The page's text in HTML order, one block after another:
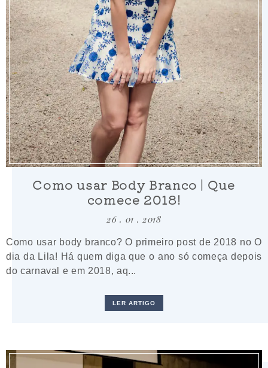
Como usar Body Branco | Que
comece 2018!
26 . 01 . 2018
Como usar body branco? O primeiro post de 2018 no O
dia da Lila! Há quem diga que o ano só começa depois
do carnaval e em 2018, aq...
LER ARTIGO